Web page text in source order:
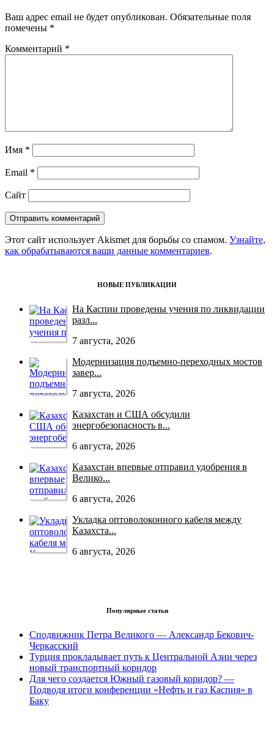
Ваш адрес email не будет опубликован. Обязательные поля
помечены *
Комментарий *
Имя *
Email *
Сайт
Этот сайт использует Akismet для борьбы со спамом. Узнайте,
как обрабатываются ваши данные комментариев.
НОВЫЕ ПУБЛИКАЦИИ
На Каспии проведены учения по ликвидации
разл...
7 августа, 2026
Модернизация подъемно-переходных мостов
завер...
7 августа, 2026
Казахстан и США обсудили
энергобезопасность в...
6 августа, 2026
Казахстан впервые отправил удобрения в
Велико...
6 августа, 2026
Укладка оптоволоконного кабеля между
Казахста...
6 августа, 2026
Популярные статьи
Сподвижник Петра Великого — Александр Бекович-
Черкасский
Турция прокладывает путь к Центральной Азии через
новый транспортный коридор
Для чего создается Южный газовый коридор? —
Подводя итоги конференции «Нефть и газ Каспия» в
Баку